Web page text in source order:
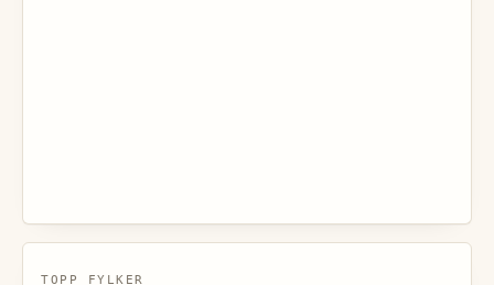
TOPP FYLKER